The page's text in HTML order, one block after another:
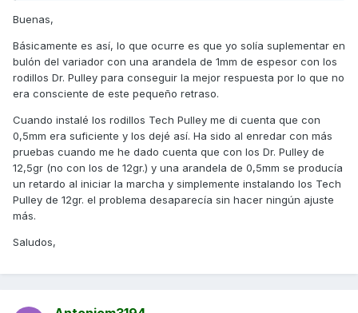
Buenas,
Básicamente es así, lo que ocurre es que yo solía suplementar en
bulón del variador con una arandela de 1mm de espesor con los
rodillos Dr. Pulley para conseguir la mejor respuesta por lo que no
era consciente de este pequeño retraso.
Cuando instalé los rodillos Tech Pulley me di cuenta que con
0,5mm era suficiente y los dejé así. Ha sido al enredar con más
pruebas cuando me he dado cuenta que con los Dr. Pulley de
12,5gr (no con los de 12gr.) y una arandela de 0,5mm se producía
un retardo al iniciar la marcha y simplemente instalando los Tech
Pulley de 12gr. el problema desaparecía sin hacer ningún ajuste
más.
Saludos,